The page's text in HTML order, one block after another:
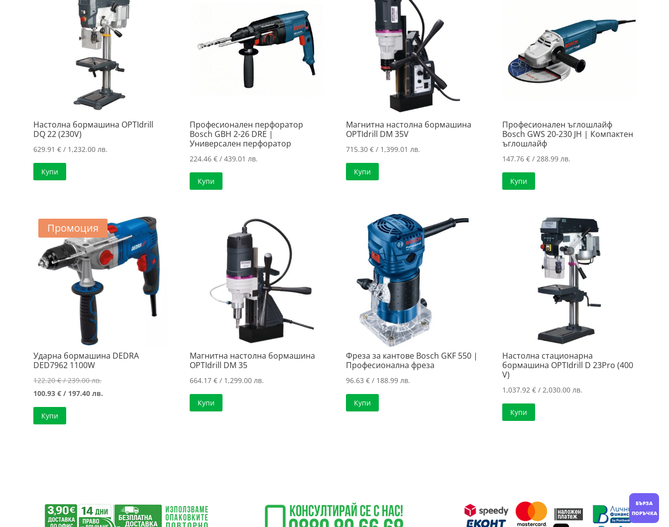
Настолна бормашина OPTIdrill
DQ 22 (230V)
629.91€ / 1,232.00 лв.
Купи
Професионален перфоратор
Bosch GBH 2-26 DRE |
Универсален перфоратор
224.46€ / 439.01 лв.
Купи
Магнитна настолна бормашина
OPTIdrill DM 35V
715.30 €/ 1,399.01 лв.
Купи
Професионален ъглошлайф
Bosch GWS 20-230 JH | Компактен
ъглошлайф
147.76 €/ 288.99 лв.
Купи
Промоция
Ударна бормашина DEDRA
DED7962 1100W
122.20€/ 239.00 лв.Original
price
100.93€ / 197.40 лв.
Купи
Магнитна настолна бормашина
OPTIdrill DM 35
664.17€ / 1,299.00 лв.
Купи
Фреза за кантове Bosch GKF 550 |
Професионална фреза
96.63 €/ 188.99 лв.
Купи
Настолна стационарна
бормашина OPTIdrill D 23Pro (400
V)
1,037.92 €/ 2,030.00 лв.
Купи
БЪРЗА
ПОРЪЧКА